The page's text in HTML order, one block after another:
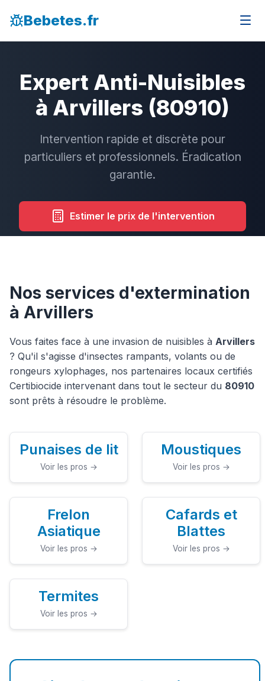
Bebetes.fr
Expert Anti-Nuisibles
à Arvillers (80910)
Intervention rapide et discrète pour
particuliers et professionnels. Éradication
garantie.
Estimer le prix de l'intervention
Nos services d'extermination
à Arvillers
Vous faites face à une invasion de nuisibles à Arvillers
? Qu'il s'agisse d'insectes rampants, volants ou de
rongeurs xylophages, nos partenaires locaux certifiés
Certibiocide intervenant dans tout le secteur du 80910
sont prêts à résoudre le problème.
Punaises de lit
Voir les pros →
Moustiques
Voir les pros →
Frelon
Asiatique
Voir les pros →
Cafards et
Blattes
Voir les pros →
Termites
Voir les pros →